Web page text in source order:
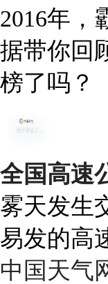
2016年
据带你回
榜了吗？
全国高速
雾天发生
易发的高
中国天气